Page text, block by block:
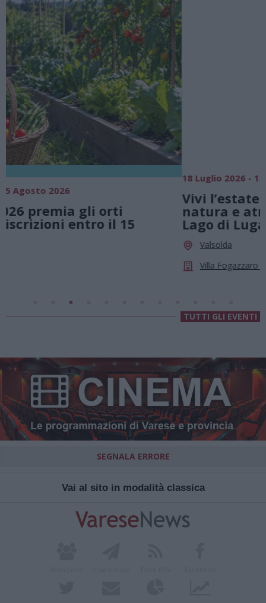
18 Luglio 2026 - 15 Agosto 2026
Vivi l’estate a Villa Fogazzaro Roi. Tra
natura e atmosfere senza tempo sul
Lago di Lugano
TUTTI GLI EVENTI
SEGNALA ERRORE
Vai al sito in modalità classica